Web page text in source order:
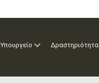
Υπουργείο Δραστηριότητα